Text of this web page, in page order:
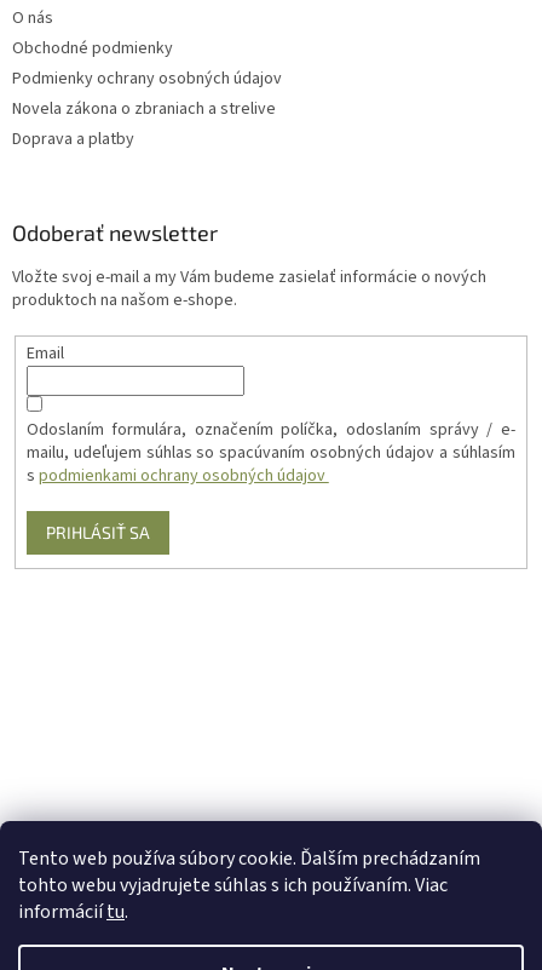
Tento web používa súbory cookie. Ďalším prechádzaním
tohto webu vyjadrujete súhlas s ich používaním. Viac
informáciítu.
O nás
Obchodné podmienky
Podmienky ochrany osobných údajov
Novela zákona o zbraniach a strelive
Doprava a platby
Odoberať newsletter
Vložte svoj e-mail a my Vám budeme zasielať informácie o nových
produktoch na našom e-shope.
Email
Odoslaním formulára, označením políčka, odoslaním správy / e-
mailu, udeľujem súhlas so spacúvaním osobných údajov a súhlasím
s podmienkami ochrany osobných údajov
PRIHLÁSIŤ SA